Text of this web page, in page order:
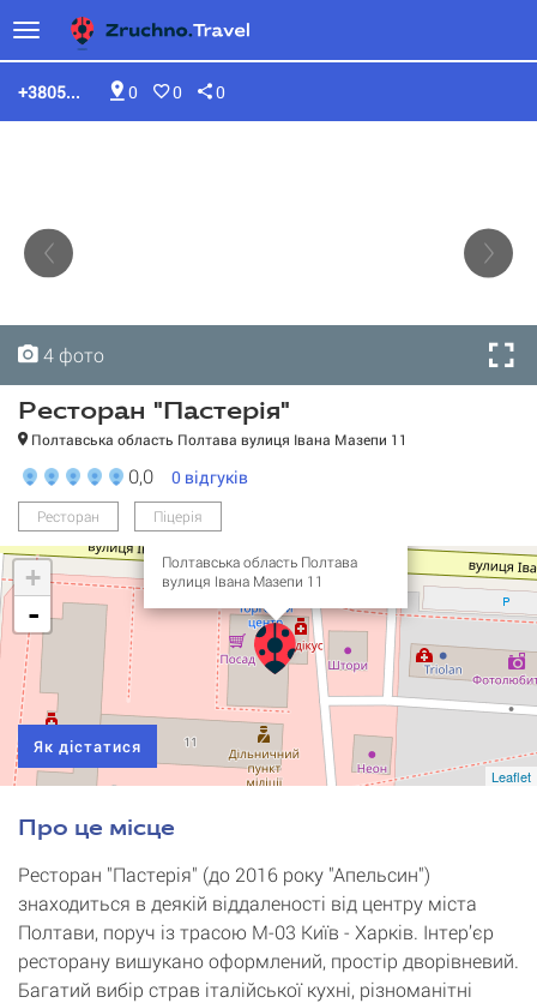
0 0 0
+3805...
4 фото
4 фото
4 фото
4 фото
Ресторан "Пастерія"
Полтавська область Полтава вулиця Івана Мазепи 11
0,0 0 відгуків
Ресторан Піцерія
Ресторан "Пастерія"
Полтавська область Полтава
вулиця Івана Мазепи 11
+
-
Leaflet
Як дістатися
Про це місце
Ресторан "Пастерія" (до 2016 року "Апельсин")
знаходиться в деякій віддаленості від центру міста
Полтави, поруч із трасою М-03 Київ - Харків. Інтер’єр
ресторану вишукано оформлений, простір дворівневий.
Багатий вибір страв італійської кухні, різноманітні